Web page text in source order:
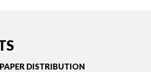
DISTRIBUTION